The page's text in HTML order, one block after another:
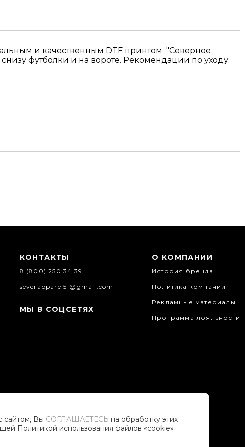
и качественным DTF принтом "Северное
футболки и на вороте. Рекомендации по уходу:
КОНТАКТЫ
8 (800) 250 34 39
severapparel51@gmail.com
МЫ В СОЦСЕТЯХ
О КОМПАНИИ
История бренда
Политика компании
Рекламные материалы
Программа лояльности
сайтом, Вы СОГЛАШАЕТЕСЬ на обработку этих
Политикой использования файлов «cookie»